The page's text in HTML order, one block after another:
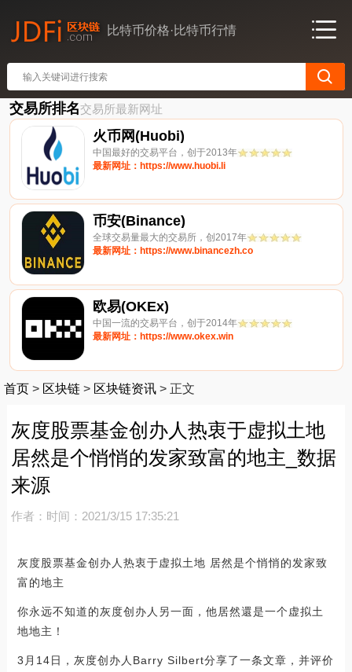
比特币价格·比特币行情
交易所排名交易所最新网址
火币网(Huobi)
中国最好的交易平台，创于2013年
最新网址：https://www.huobi.li
币安(Binance)
全球交易量最大的交易所，创2017年
最新网址：https://www.binancezh.co
欧易(OKEx)
中国一流的交易平台，创于2014年
最新网址：https://www.okex.win
首页 > 区块链 > 区块链资讯 > 正文
灰度股票基金创办人热衷于虚拟土地
居然是个悄悄的发家致富的地主_数据
来源
作者： 时间：2021/3/15 17:35:21
灰度股票基金创办人热衷于虚拟土地 居然是个悄悄的发家致
富的地主
你永远不知道的灰度创办人另一面，他居然還是一个虚拟土
地地主！
3月14日，灰度创办人Barry Silbert分享了一条文章，并评价